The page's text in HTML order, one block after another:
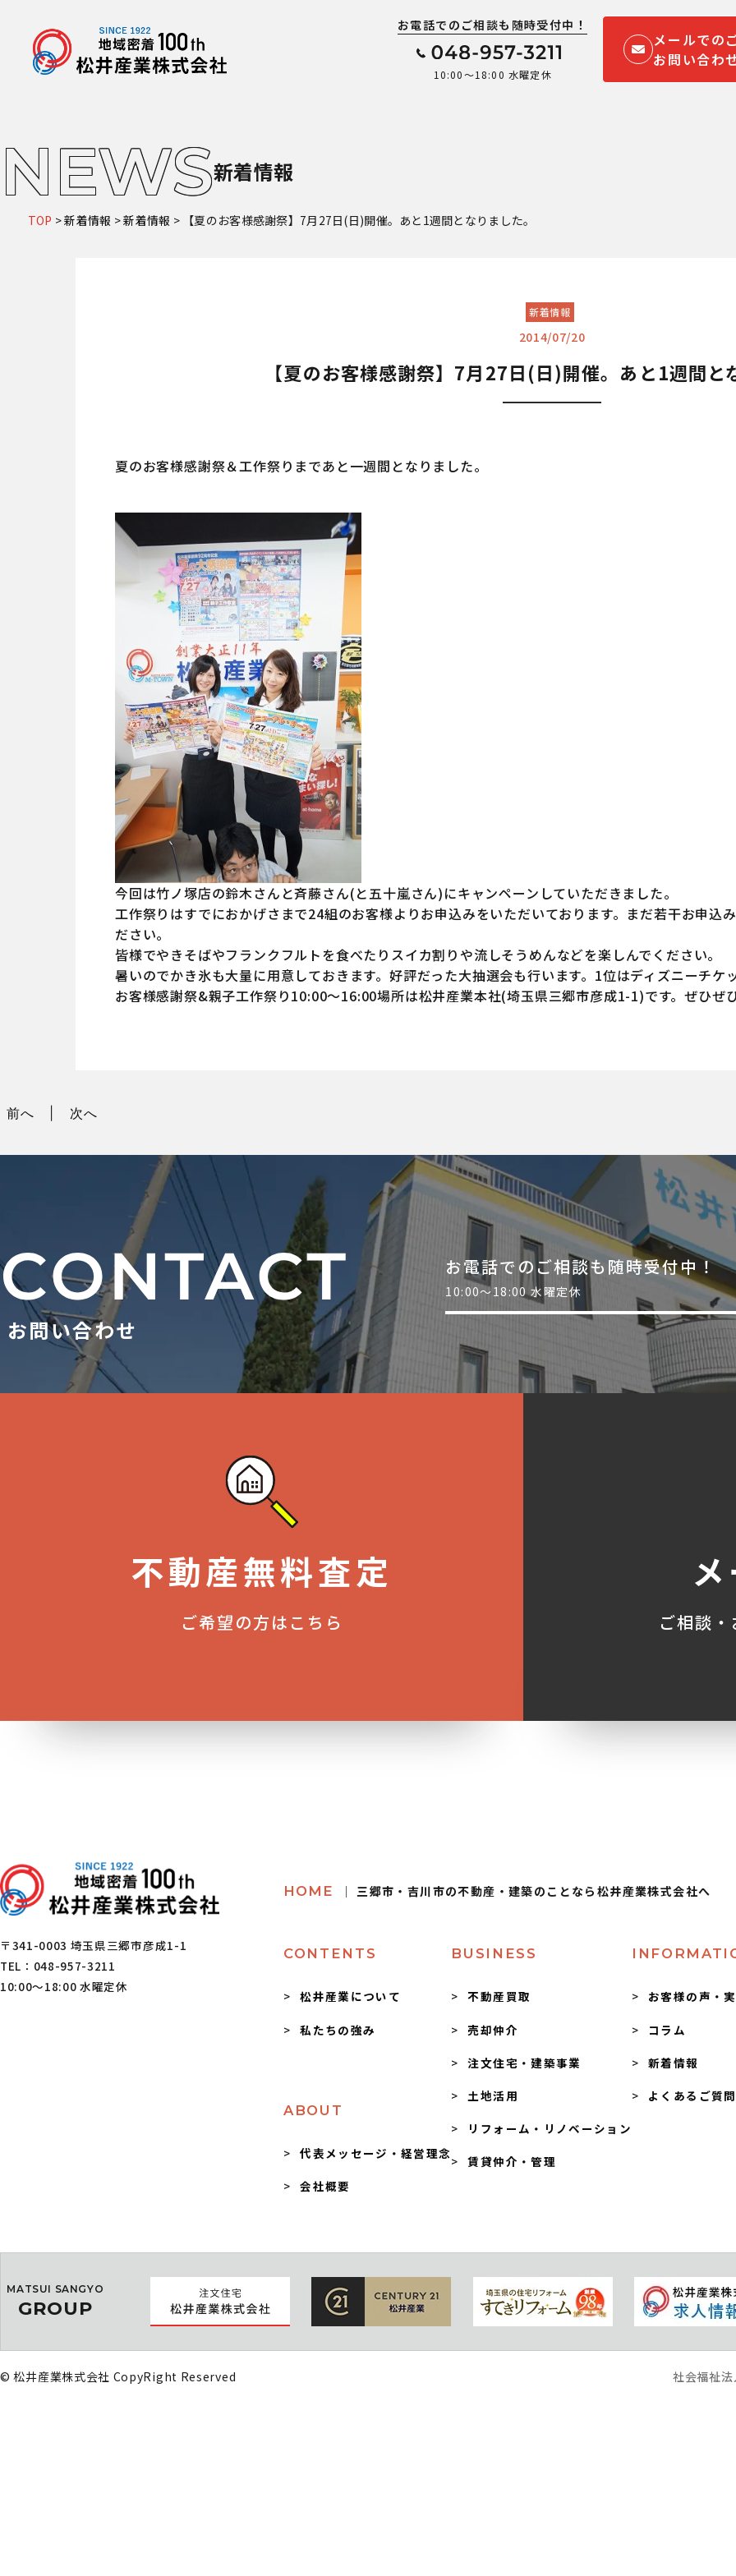
お電話でのご相談も随時受付中！
10:00～18:00 水曜定休
メールでの
お問い合わ
NEWS新着情報
TOP >新着情報 >新着情報 > 【夏のお客様感謝祭】7月27日(日)開催。あと1週間となりました。
新着情報
2014/07/20
【夏のお客様感謝祭】7月27日(日)開催。あと1週間と
夏のお客様感謝祭＆工作祭りまであと一週間となりました。
今回は竹ノ塚店の鈴木さんと斉藤さん(と五十嵐さん)にキャンペーンしていただきました。
工作祭りはすでにおかげさまで24組のお客様よりお申込みをいただいております。まだ若干お申込
ださい。
皆様でやきそばやフランクフルトを食べたりスイカ割りや流しそうめんなどを楽しんでください。
暑いのでかき氷も大量に用意しておきます。好評だった大抽選会も行います。1位はディズニーチ
お客様感謝祭&親子工作祭り10:00～16:00場所は松井産業本社(埼玉県三郷市彦成1-1)です。ぜひぜ
前へ 次へ
お問い合わせ
お電話でのご相談も随時受付中！
10:00～18:00 水曜定休
不動産無料査定
ご希望の方はこちら ご相談
〒341-0003 埼玉県三郷市彦成1-1
TEL：048-957-3211
10:00～18:00 水曜定休
HOME │ 三郷市・吉川市の不動産・建築のことなら松井産業株式会社へ
CONTENTS
松井産業について
私たちの強み
ABOUT
代表メッセージ・経営理念
会社概要
BUSINESS
不動産買取
売却仲介
注文住宅・建築事業
土地活用
リフォーム・リノベーション
賃貸仲介・管理
お客様の声・
コラム
新着情報
よくあるご質問
MATSUI SANGYO
GROUP
© 松井産業株式会社 CopyRight Reserved 社会福祉